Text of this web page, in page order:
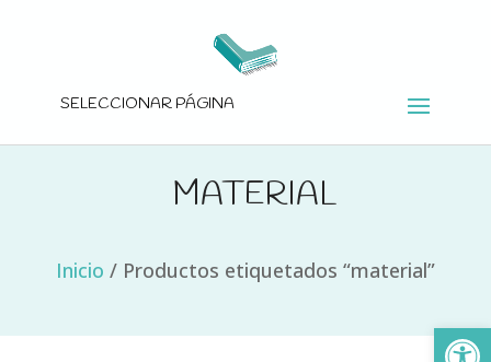
SELECCIONAR PÁGINA
MATERIAL
Inicio / Productos etiquetados “material”